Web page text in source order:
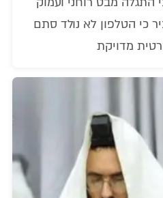
כי הטלפון לא נולד סתם
מדויקת